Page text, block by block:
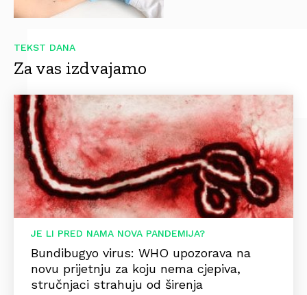
TEKST DANA
Za vas izdvajamo
JE LI PRED NAMA NOVA PANDEMIJA?
Bundibugyo virus: WHO upozorava na
novu prijetnju za koju nema cjepiva,
stručnjaci strahuju od širenja